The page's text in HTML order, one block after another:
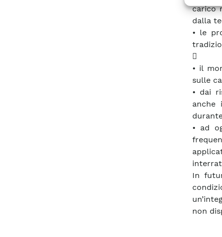
carico
dalla
• le

• il
sulle
• dai
anche
• ad
In
non